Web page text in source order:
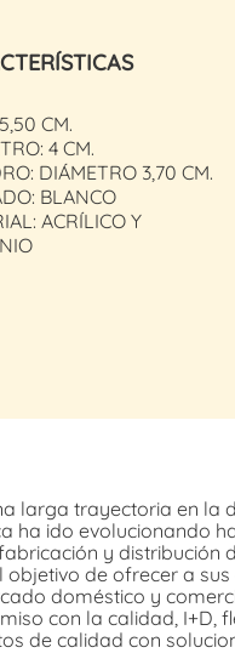
CM.
4 CM.
DIÁMETRO 3,70 CM.
BLANCO
ACRÍLICO Y
larga trayectoria en la
ha ido evolucionando
y distribución
de ofrecer a sus
doméstico y
con la calidad, I+D,
de calidad con